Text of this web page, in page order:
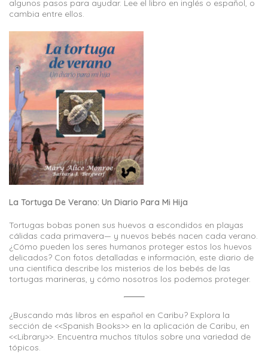
algunos pasos para ayudar. Lee el libro en inglés o español, o
cambia entre ellos.
La Tortuga De Verano: Un Diario Para Mi Hija
Tortugas bobas ponen sus huevos a escondidos en playas
cálidas cada primavera— y nuevos bebés nacen cada verano.
¿Cómo pueden los seres humanos proteger estos los huevos
delicados? Con fotos detalladas e información, este diario de
una científica describe los misterios de los bebés de las
tortugas marineras, y cómo nosotros los podemos proteger.
¿Buscando más libros en español en Caribu? Explora la
sección de <<Spanish Books>> en la aplicación de Caribu, en
<<Library>>. Encuentra muchos títulos sobre una variedad de
tópicos.